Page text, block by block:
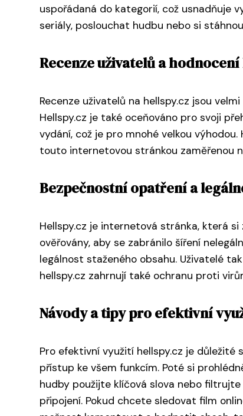
uspořádaná do kategorií, což usnadňuje
seriály, poslouchat hudbu nebo si
Recenze uživatelů a
Recenze uživatelů na hellspy.cz jsou
Hellspy.cz je také oceňováno pro svoji
vydání, což je pro mnohé velkou
touto internetovou stránkou zaměřenou
Bezpečnostní opatření a
Hellspy.cz je internetová stránka, která
ověřovány, aby se zabránilo šíření
legálnost staženého obsahu. Uživatelé
hellspy.cz zahrnují také ochranu proti
Návody a tipy pro efektivní
Pro efektivní využití hellspy.cz je
přístup ke všem funkcím. Poté si
hudby použijte klíčová slova nebo
připojení. Pokud chcete sledovat film